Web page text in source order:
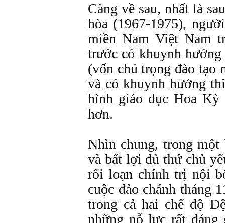
Càng về sau, nhất là
hòa (1967-1975),
miền Nam Việt Nam
trước có khuynh hướng
(vốn chú trọng đào tạo
và có khuynh hướng
hình giáo dục Hoa Kỳ
hơn.
Nhìn chung, trong
và bất lợi đủ thứ chủ
rối loạn chính trị nội
cuộc đảo chánh tháng
trong cả hai chế độ
những nỗ lực rất đáng